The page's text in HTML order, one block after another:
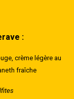
:
crème légère au
fraîche